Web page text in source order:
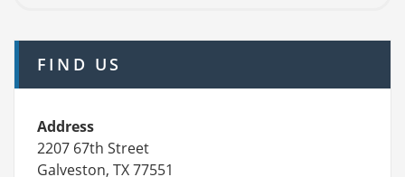
FIND US
Address
2207 67th Street
Galveston, TX 77551